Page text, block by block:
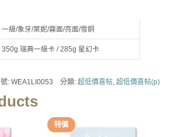
一級/象牙/萊妮/霧面/亮面/雪銅
350g 瑞典一級卡 / 285g 星幻卡
號:WEA1LI0053 分類:超低價喜帖,超低價喜帖(p)
特價